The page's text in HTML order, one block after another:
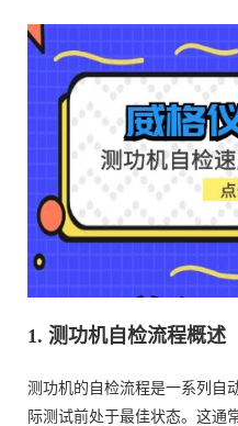
1. 测功机自检流程概述
测功机的自检流程是一系列自
际测试前处于最佳状态。这通